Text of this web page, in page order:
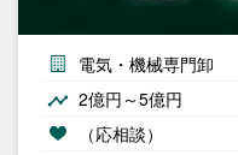
電気・機械専門卸
2億円～5億円
（応相談）